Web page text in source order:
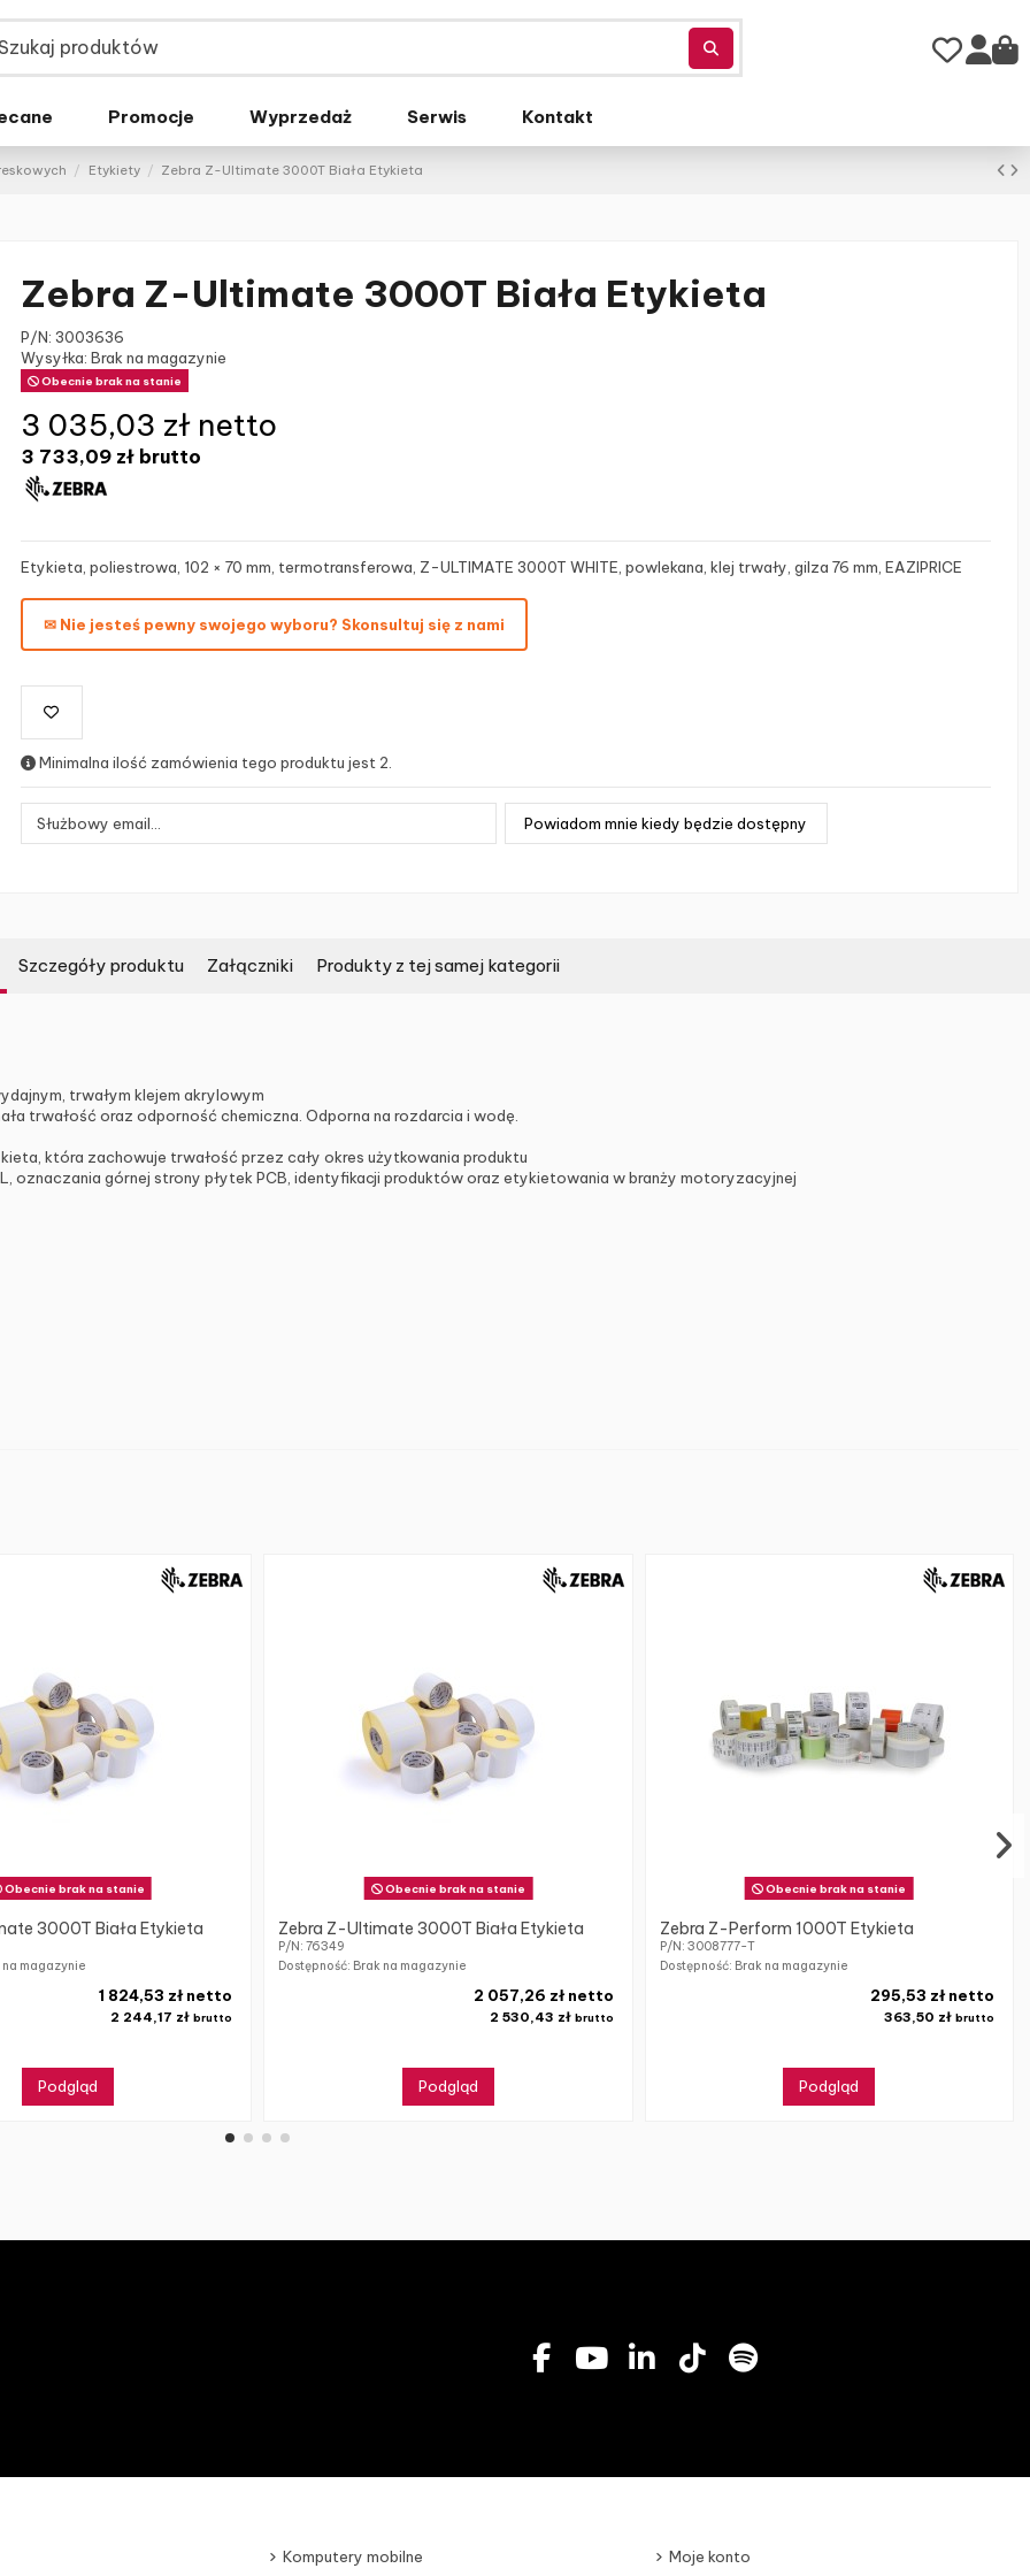
Promocje Wyprzedaż Serwis Kontakt
Etykiety Zebra Z-Ultimate 3000T Biała Etykieta
Zebra Z-Ultimate 3000T Biała Etykieta
P/N: 3003636
Wysyłka: Brak na magazynie
Obecnie brak na stanie
3 733,09 zł brutto
3 035,03 zł netto
Etykieta, poliestrowa, 102 × 70 mm, termotransferowa, Z-ULTIMATE 3000T WHITE, powlekana, klej trwały, gilza 76 mm, EAZIPRICE
✉ Nie jesteś pewny swojego wyboru? Skonsultuj się z nami
Minimalna ilość zamówienia tego produktu jest 2.
Szczegóły produktu Załączniki Produkty z tej samej kategorii
trwałym klejem akrylowym
trwałość oraz odporność chemiczna. Odporna na rozdarcia i wodę.
która zachowuje trwałość przez cały okres użytkowania produktu
oznaczania górnej strony płytek PCB, identyfikacji produktów oraz etykietowania w branży motoryzacyjnej
Obecnie brak na stanie
3000T Biała Etykieta
na magazynie
2 244,17 złbrutto
1 824,53 zł netto
Podgląd
Obecnie brak na stanie
Zebra Z-Ultimate 3000T Biała Etykieta
P/N: 76349
Dostępność: Brak na magazynie
2 530,43 zł brutto
2 057,26 zł netto
Podgląd
Obecnie brak na stanie
Zebra Z-Perform 1000T Etykieta
P/N: 3008777-T
Dostępność: Brak na magazynie
363,50 zł brutto
295,53 zł netto
Podgląd
Komputery mobilne
Moje konto